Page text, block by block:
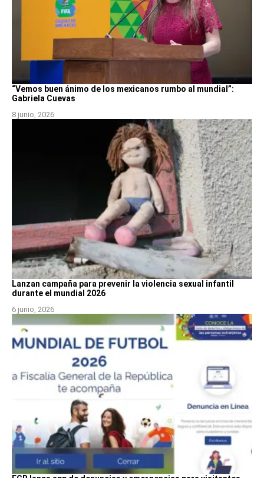
“Vemos buen ánimo de los mexicanos rumbo al mundial”:
Gabriela Cuevas
8 junio, 2026
Lanzan campaña para prevenir la violencia sexual infantil
durante el mundial 2026
6 junio, 2026